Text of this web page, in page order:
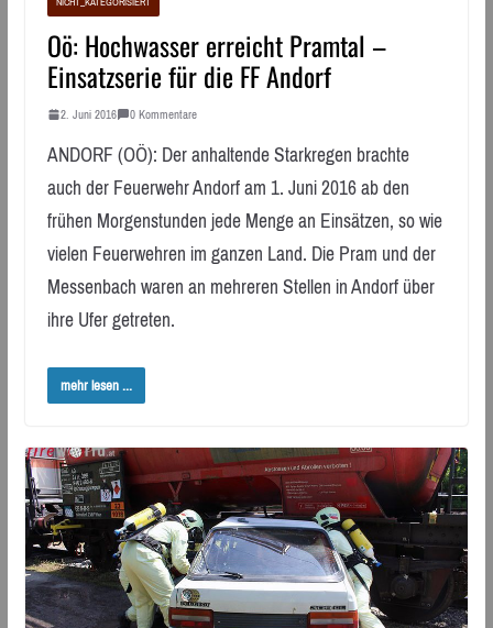
Oö: Hochwasser erreicht Pramtal –
Einsatzserie für die FF Andorf
2. Juni 2016 0 Kommentare
ANDORF (OÖ): Der anhaltende Starkregen brachte
auch der Feuerwehr Andorf am 1. Juni 2016 ab den
frühen Morgenstunden jede Menge an Einsätzen, so wie
vielen Feuerwehren im ganzen Land. Die Pram und der
Messenbach waren an mehreren Stellen in Andorf über
ihre Ufer getreten.
mehr lesen ...